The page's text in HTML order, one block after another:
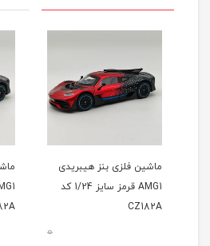
ماشین فلزی بنز هیبریدی
AMG1 قرمز سایز 1/24 کد
CZ182A
0